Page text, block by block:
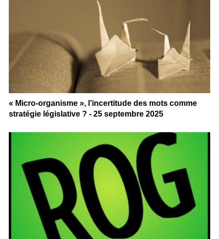
« Micro-organisme », l’incertitude des mots comme
stratégie législative ? - 25 septembre 2025